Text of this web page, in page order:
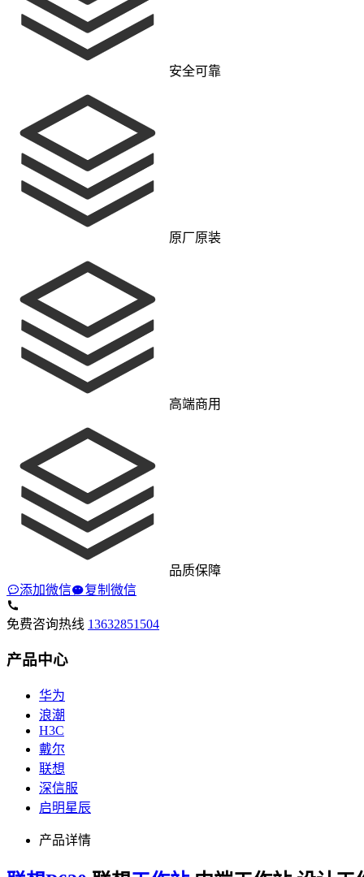
安全可靠
原厂原装
高端商用
品质保障
添加微信
复制微信
免费咨询热线 13632851504
产品中心
华为
浪潮
H3C
戴尔
联想
深信服
启明星辰
产品详情